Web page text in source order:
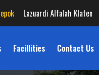
Lazuardi Alfalah Klaten
Facillities Contact Us